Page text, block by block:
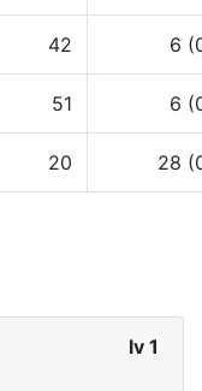
42 6
51 6
20 28
lv 1